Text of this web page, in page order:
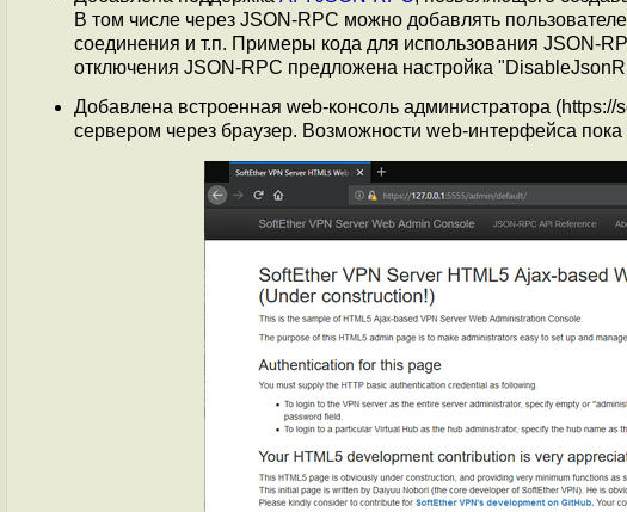
В том числе через JSON-RPC можно добавлять
соединения и т.п. Примеры кода для использования JSON-
отключения JSON-RPC предложена настройка
Добавлена встроенная web-консоль администратора
сервером через браузер. Возможности web-интерфейса пока